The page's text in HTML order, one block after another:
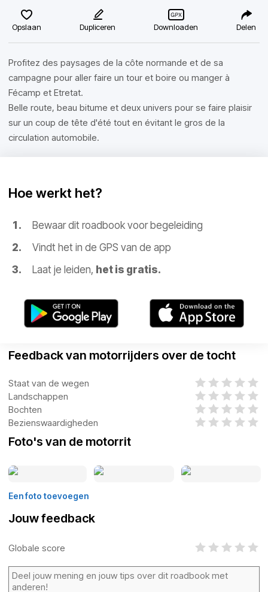
Opslaan Dupliceren Downloaden Delen
Profitez des paysages de la côte normande et de sa
campagne pour aller faire un tour et boire ou manger à
Fécamp et Etretat.
Belle route, beau bitume et deux univers pour se faire plaisir
sur un coup de tête d'été tout en évitant le gros de la
circulation automobile.
Hoe werkt het?
Bewaar dit roadbook voor begeleiding
Vindt het in de GPS van de app
Laat je leiden, het is gratis.
Feedback van motorrijders over de tocht
Staat van de wegen
Landschappen
Bochten
Bezienswaardigheden
Foto's van de motorrit
Een foto toevoegen
Jouw feedback
Globale score